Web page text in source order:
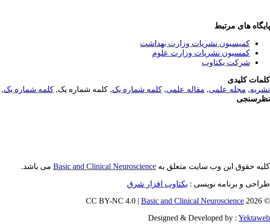
پایگاه های مرتبط
کمیسیون نشریات وزارت بهداشت
کمسیون نشریات وزارت علوم
شرکت یکتاوب
کلمات کلیدی
نشریه, مجله علمی, مقاله علمی, کلمه شماره یک, کلمه شماره یک, کلمه شماره یک,
نظرسنجی
کلیه حقوق این وب سایت متعلق به Basic and Clinical Neuroscience می باشد.
طراحی و برنامه نویسی : یکتاوب افزار شرق
© 2026 CC BY-NC 4.0 |
Basic and Clinical Neuroscience
Designed & Developed by : Yektaweb